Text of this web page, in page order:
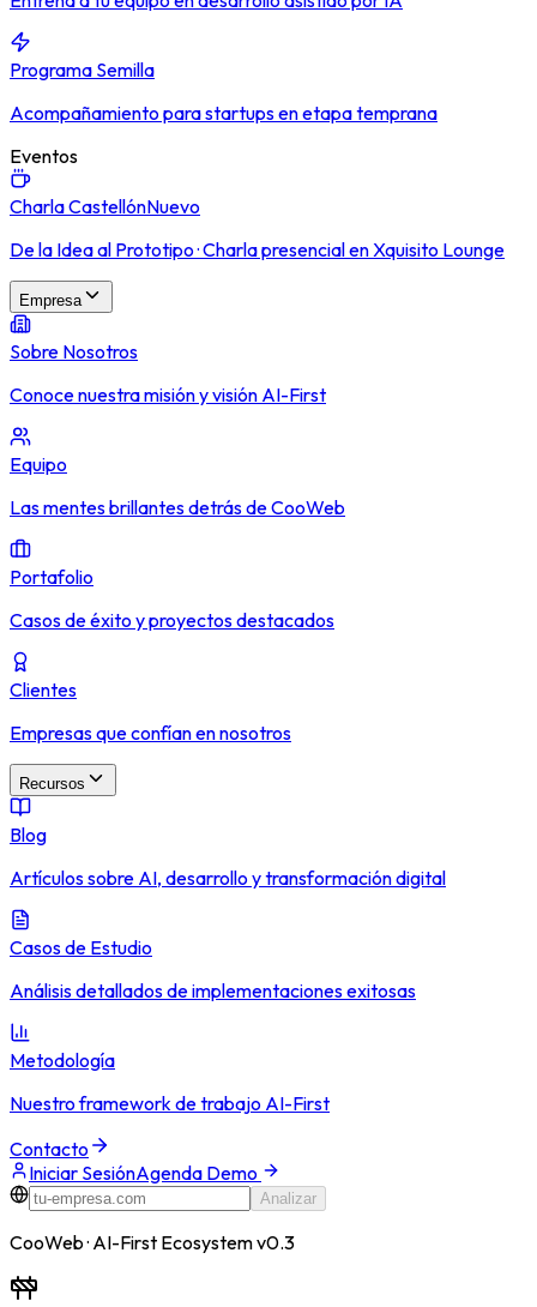
Programa Semilla
Acompañamiento para startups en etapa temprana
Eventos
Charla CastellónNuevo
De la Idea al Prototipo · Charla presencial en Xquisito Lounge
Empresa
Sobre Nosotros
Conoce nuestra misión y visión AI-First
Equipo
Las mentes brillantes detrás de CooWeb
Portafolio
Casos de éxito y proyectos destacados
Clientes
Empresas que confían en nosotros
Recursos
Blog
Artículos sobre AI, desarrollo y transformación digital
Casos de Estudio
Análisis detallados de implementaciones exitosas
Metodología
Nuestro framework de trabajo AI-First
Contacto
Iniciar SesiónAgenda Demo
Analizar
CooWeb · AI-First Ecosystem v0.3